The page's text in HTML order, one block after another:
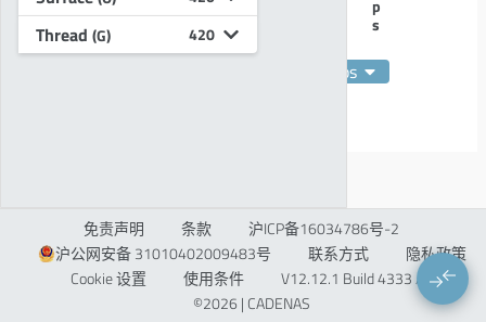
Thread (G) 420
p
s
关键字
strips
5×1.5 mm 和 5×2 mm），也有特殊尺寸，材质包括
钢、黄铜、铜和不锈钢。闩锁条为基于栅格的装配和
连接任务提供了完整的产品系列，适用于外壳和安装
导轨结构。
在3Dfindit上的 S. Pross有限公司目录中选择合适的组
免责声明 条款
沪ICP备16034786号-2
沪公网安备 31010402009483号
联系方式
隐私政策
Cookie 设置
使用条件
V12.12.1 Build 4333 / 1
©2026 | CADENAS